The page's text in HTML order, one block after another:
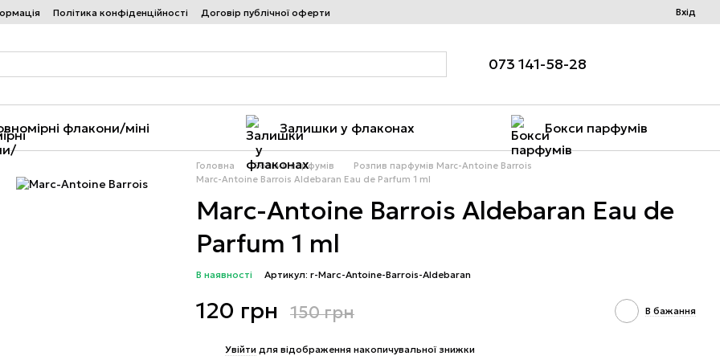
Політика конфіденційності Договір публічної оферти Вхід
073 141-58-28
флакони/міні Залишки у флаконах Бокси парфумів
Головна Розпив парфумів
Розпив парфумів Marc-Antoine Barrois
Marc-Antoine Barrois Aldebaran Eau de Parfum 1 ml
Marc-Antoine Barrois Aldebaran Eau de
Parfum 1 ml
В наявності Артикул: r-Marc-Antoine-Barrois-Aldebaran
120 грн 150 грн В бажання
Увійти для відображення накопичувальної знижки